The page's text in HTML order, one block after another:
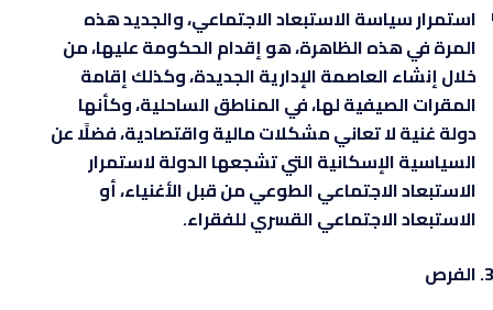
استمرار سياسة الاستبعاد الاجتماعي، والجديد هذه
المرة في هذه الظاهرة، هو إقدام الحكومة عليها، من
خلال إنشاء العاصمة الإدارية الجديدة، وكذلك إقامة
المقرات الصيفية لها، في المناطق الساحلية، وكأنها
دولة غنية لا تعاني مشكلات مالية واقتصادية، فضلًا عن
السياسية الإسكانية التي تشجعها الدولة لاستمرار
الاستبعاد الاجتماعي الطوعي من قبل الأغنياء، أو
الاستبعاد الاجتماعي القسري للفقراء.
الفرص